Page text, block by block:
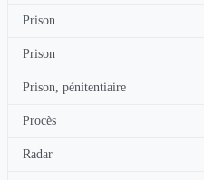
Prison
Prison
Prison, pénitentiaire
Procès
Radar